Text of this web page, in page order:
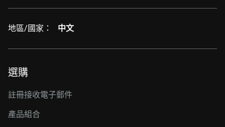
地區/國家： 中文
選購
註冊接收電子郵件
產品組合